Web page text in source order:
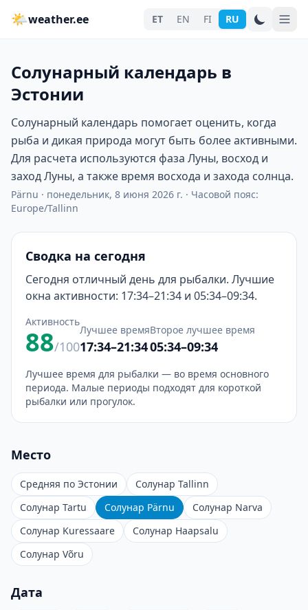
🌤weather.ee ET EN FI RU
Солунарный календарь в
Эстонии
Солунарный календарь помогает оценить, когда
рыба и дикая природа могут быть более активными.
Для расчета используются фаза Луны, восход и
заход Луны, а также время восхода и захода солнца.
Pärnu · понедельник, 8 июня 2026 г. · Часовой пояс:
Europe/Tallinn
Сводка на сегодня
Сегодня отличный день для рыбалки. Лучшие
окна активности: 17:34–21:34 и 05:34–09:34.
Активность
88/100
Лучшее время
17:34–21:34
Второе лучшее время
05:34–09:34
Лучшее время для рыбалки — во время основного
периода. Малые периоды подходят для короткой
рыбалки или прогулок.
Место
Средняя по Эстонии
Солунар Tallinn
Солунар Tartu
Солунар Pärnu
Солунар Narva
Солунар Kuressaare
Солунар Haapsalu
Солунар Võru
Дата